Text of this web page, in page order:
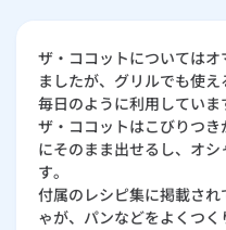
ザ・ココットについては
ましたが、グリルでも使え
毎日のように利用していま
ザ・ココットはこびりつ
にそのまま出せるし、オ
す。
付属のレシピ集に掲載さ
ゃが、パンなどをよくつく